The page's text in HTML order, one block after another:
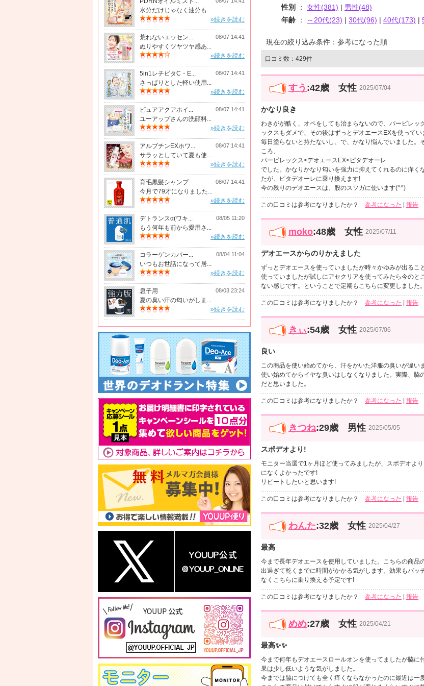
水分だけじゃなく油分も...
»続きを読む
荒れないエッセン... 08/07 14:41
ぬりやすくツヤツヤ感あ...
»続きを読む
5in1レチビタC・E... 08/07 14:41
さっぱりとした軽い使用...
»続きを読む
ピュアアクアホイ... 08/07 14:41
ユーアップさんの洗顔料...
»続きを読む
アルブチンEXホワ... 08/07 14:41
サラッとしていて夏も使...
»続きを読む
育毛黒髪シャンプ... 08/07 14:41
今月で79才になりました...
»続きを読む
デトランスα(ワキ... 08/05 11:20
もう何年も前から愛用さ...
»続きを読む
コラーゲンカバー... 08/04 11:04
いつもお世話になって居...
»続きを読む
息子用 08/03 23:24
夏の臭い汗の匂いがしま...
»続きを読む
性別 ： 女性(381) | 男性(48)
年齢 ： ～20代(23) | 30代(96) | 40代(173) |
現在の絞り込み条件：参考になった順
口コミ数：429件
すう :42歳 女性 2025/07/04
かなり良き
わきがが酷く、オペをしても治まらないので、パーピレ
ックスもダメで、その後はずっとデオエースEXを使って
毎日塗らないと持たないし、で、かなり悩んでいました
ころ、
パーピレックス<デオエースEX<ピタデオーレ
でした。かなりかなり匂いを強力に抑えてくれるのに痒
たが、ピタデオーレに乗り換えます!
今の残りのデオエースは、股のスソガに使います(^^)
この口コミは参考になりましたか？ 参考になった 報告
moko:48歳 女性 2025/07/11
デオエースからのりかえました
ずっとデオエースを使っていましたが時々かゆみが出る
使っていましたが試しにアセクリアを使ってみたら今の
ない感じです。ということで定期もこちらに変更しました。
この口コミは参考になりましたか？ 参考になった 報告
きぃ:54歳 女性 2025/07/06
良い
この商品を使い始めてから、汗をかいた洋服の臭いが違い
使い始めてからイヤな臭いはしなくなりました。実際、
だと思いました。
この口コミは参考になりましたか？ 参考になった 報告
きつね:29歳 男性 2025/05/05
スポデオより!
モニター当選で1ヶ月ほど使ってみましたが、スポデオよ
になくよかったです!
リピートしたいと思います!
この口コミは参考になりましたか？ 参考になった 報告
わんた:32歳 女性 2025/04/27
最高
今まで長年デオエースを使用していました。こちらの商
出過ぎて乾くまでに時間がかかる気がします。効果もバ
なくこちらに乗り換える予定です!
この口コミは参考になりましたか？ 参考になった 報告
めめ:27歳 女性 2025/04/21
最高✨️✨
今まで何年もデオエースロールオンを使ってましたが脇
果は少し低いような気がしました。
今までは脇につけても全く痒くならなかったのに最近は一